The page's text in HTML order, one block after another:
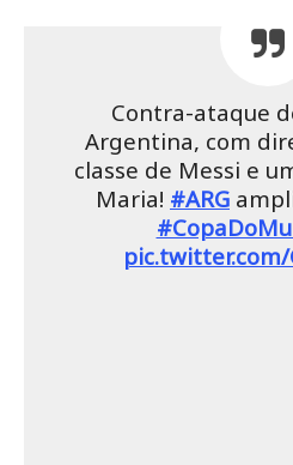
Contra-ataque
Argentina, com
classe de Messi e
Maria! #ARG
pic.twitter.com/